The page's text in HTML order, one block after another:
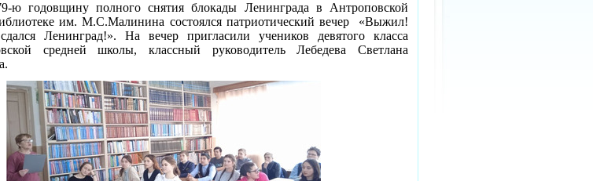
ю годовщину полного снятия блокады Ленинграда в Антроповской
им. М.С.Малинина состоялся патриотический вечер «Выжил!
Ленинград!». На вечер пригласили учеников девятого класса
средней школы, классный руководитель Лебедева Светлана